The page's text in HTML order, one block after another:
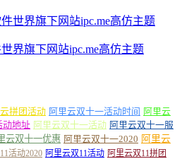
界旗下网站ipc.me高仿主题
拼团活动 阿里云双十一活动时间 阿里云
动地址 阿里云双十一活动 阿里云双十一服
云双十一优惠 阿里云双十一2020 阿里云
活动2020 阿里云双11活动 阿里云双11拼团